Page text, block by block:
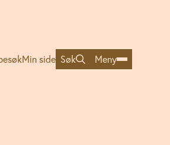
Min side Søk Meny